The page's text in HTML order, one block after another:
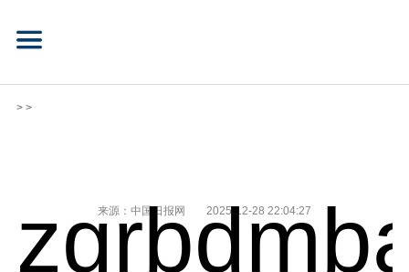
> >
来源：中国日报网 2025-12-28 22:04:27